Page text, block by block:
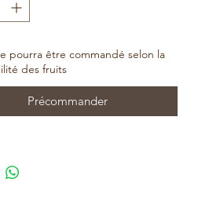
pourra être commandé selon la
des fruits
Précommander